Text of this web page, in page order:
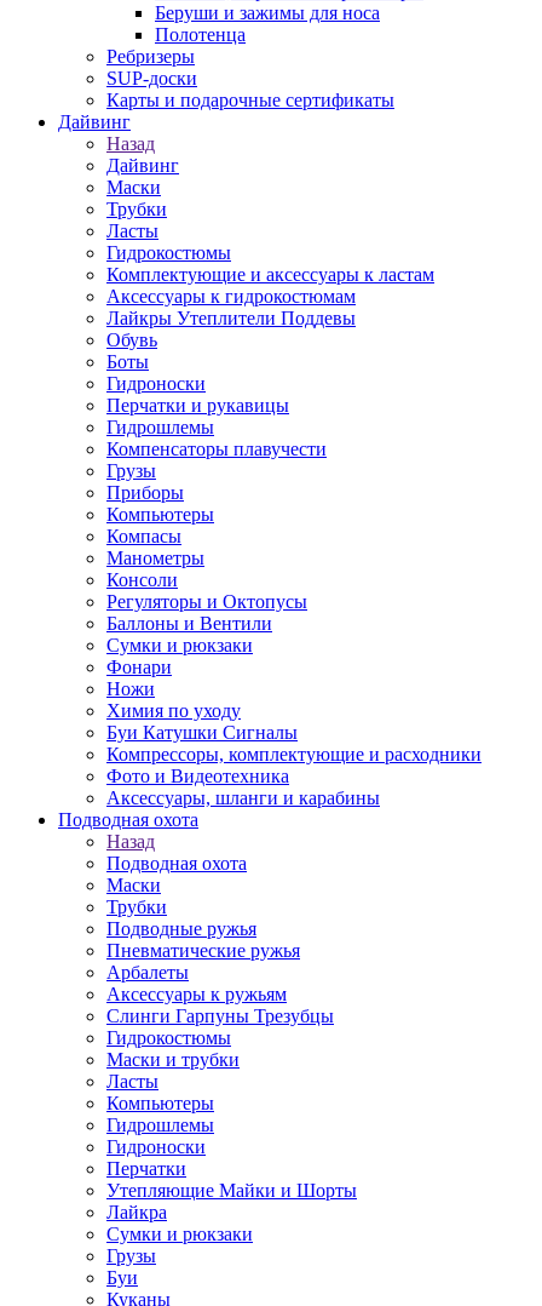
Беруши и зажимы для носа
Полотенца
Ребризеры
SUP-доски
Карты и подарочные сертификаты
Дайвинг
Назад
Дайвинг
Маски
Трубки
Ласты
Гидрокостюмы
Комплектующие и аксессуары к ластам
Аксессуары к гидрокостюмам
Лайкры Утеплители Поддевы
Обувь
Боты
Гидроноски
Перчатки и рукавицы
Гидрошлемы
Компенсаторы плавучести
Грузы
Приборы
Компьютеры
Компасы
Манометры
Консоли
Регуляторы и Октопусы
Баллоны и Вентили
Сумки и рюкзаки
Фонари
Ножи
Химия по уходу
Буи Катушки Сигналы
Компрессоры, комплектующие и расходники
Фото и Видеотехника
Аксессуары, шланги и карабины
Подводная охота
Назад
Подводная охота
Маски
Трубки
Подводные ружья
Пневматические ружья
Арбалеты
Аксессуары к ружьям
Слинги Гарпуны Трезубцы
Гидрокостюмы
Маски и трубки
Ласты
Компьютеры
Гидрошлемы
Гидроноски
Перчатки
Утепляющие Майки и Шорты
Лайкра
Сумки и рюкзаки
Грузы
Буи
Куканы